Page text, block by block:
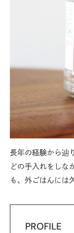
長年の経験から辿
どの手入れをしな
も、外ごはんには
PROFILE